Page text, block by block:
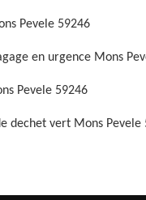
Pevele 59246
en urgence Mons
Pevele 59246
dechet vert Mons Pevele